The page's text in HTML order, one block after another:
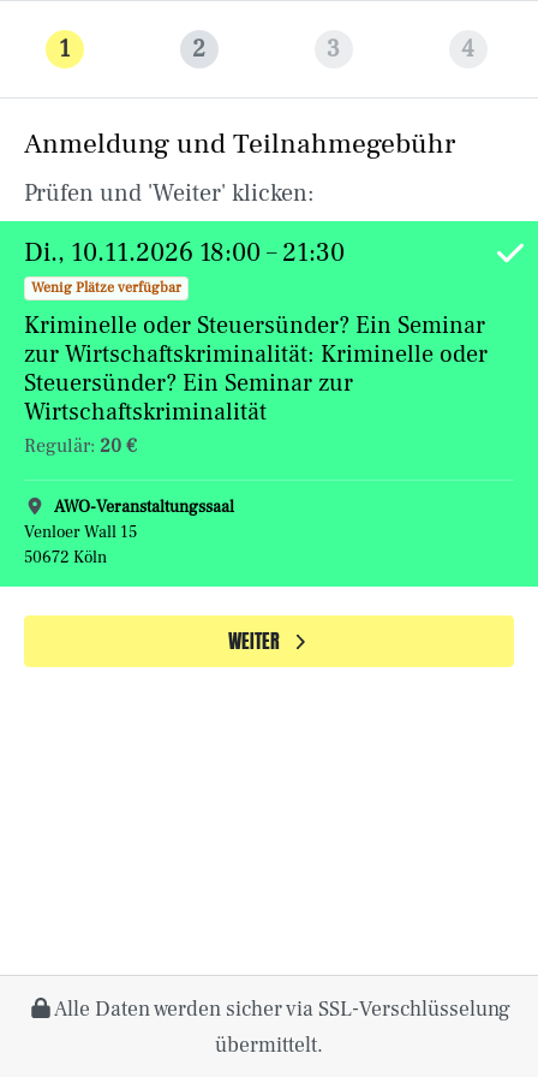
1 2 3 4
Anmeldung und Teilnahmegebühr
Prüfen und 'Weiter' klicken:
Termin auswählen:
Verfügbare Termine
Di., 10.11.2026 18:00 –21:30
Wenig Plätze verfügbar
Kriminelle oder Steuersünder? Ein Seminar
zur Wirtschaftskriminalität: Kriminelle oder
Steuersünder? Ein Seminar zur
Wirtschaftskriminalität
Regulär: 20 €
AWO-Veranstaltungssaal
Venloer Wall 15
50672 Köln
PreisinformationenWEITER
Alle Daten werden sicher via SSL-Verschlüsselung
übermittelt.